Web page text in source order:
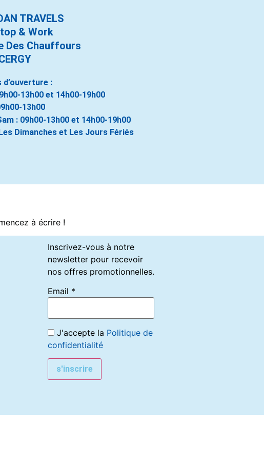
TRAVELS
& Work
Des Chauffours
d’ouverture :
13h00 et 14h00-19h00
13h00
: 09h00-13h00 et 14h00-19h00
Dimanches et Les Jours Fériés
à écrire !
Inscrivez-vous à notre
newsletter pour recevoir
nos offres promotionnelles.
Email *
J'accepte la Politique de
confidentialité